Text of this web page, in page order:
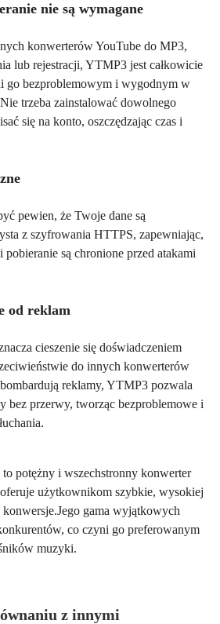
nie są wymagane
konwerterów YouTube do MP3,
lub rejestracji, YTMP3 jest całkowicie
go bezproblemowym i wygodnym w
trzeba zainstalować dowolnego
się na konto, oszczędzając czas i
pewien, że Twoje dane są
z szyfrowania HTTPS, zapewniając,
są chronione przed atakami
od reklam
cieszenie się doświadczeniem
do innych konwerterów
reklamy, YTMP3 pozwala
bez przerwy, tworząc bezproblemowe i
potężny i wszechstronny konwerter
użytkownikom szybkie, wysokiej
gama wyjątkowych
co czyni go preferowanym
muzyki.
z innymi